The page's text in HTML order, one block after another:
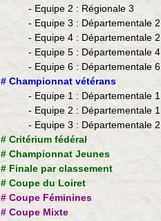
- Equipe 2 : Régionale 3
- Equipe 3 : Départementale 2
- Equipe 4 : Départementale 2
- Equipe 5 : Départementale 4
- Equipe 6 : Départementale 6
​# Championnat vétérans
- ​Equipe 1 : Départementale 1
- Equipe 2 : Départementale 1
- Equipe 3 : Départementale 2
# Critérium fédéral
# Championnat Jeunes
# Finale par classement
# Coupe du Loiret
# Coupe Féminines
# Coupe Mixte